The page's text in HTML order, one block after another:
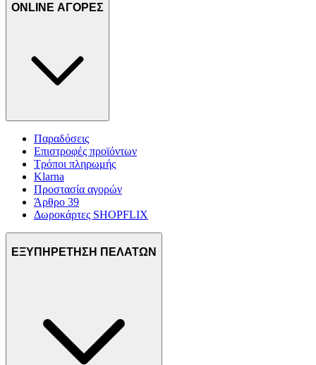
ONLINE ΑΓΟΡΕΣ
Παραδόσεις
Επιστροφές προϊόντων
Τρόποι πληρωμής
Klarna
Προστασία αγορών
Άρθρο 39
Δωροκάρτες SHOPFLIX
ΕΞΥΠΗΡΕΤΗΣΗ ΠΕΛΑΤΩΝ